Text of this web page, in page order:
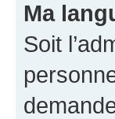
Ma
Soit